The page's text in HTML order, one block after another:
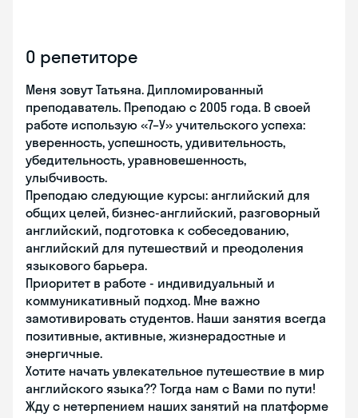
О репетиторе
Меня зовут Татьяна. Дипломированный
преподаватель. Преподаю с 2005 года. В своей
работе использую «7–У» учительского успеха:
уверенность, успешность, удивительность,
убедительность, уравновешенность,
улыбчивость.
Преподаю следующие курсы: английский для
общих целей, бизнес-английский, разговорный
английский, подготовка к собеседованию,
английский для путешествий и преодоления
языкового барьера.
Приоритет в работе - индивидуальный и
коммуникативный подход. Мне важно
замотивировать студентов. Наши занятия всегда
позитивные, активные, жизнерадостные и
энергичные.
Хотите начать увлекательное путешествие в мир
английского языка?? Тогда нам с Вами по пути!
Жду с нетерпением наших занятий на платформе